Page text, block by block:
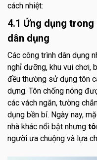
cách nhiệt:
4.1 Ứng dụng
dân dụng
Các công trình dân dụng
nghỉ dưỡng, khu vui chơi,
đều thường sử dụng tôn
dựng. Tôn chống nóng
các vách ngăn, tường
dụng bền bỉ. Ngày nay,
nhà khác nổi bật nhưng
người ưa chuộng và lựa